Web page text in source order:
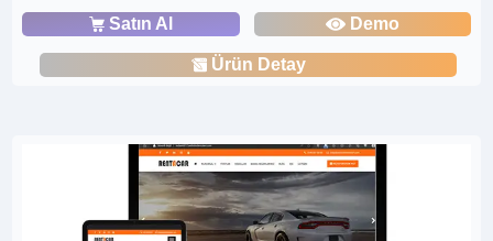
Satın Al Demo
Ürün Detay